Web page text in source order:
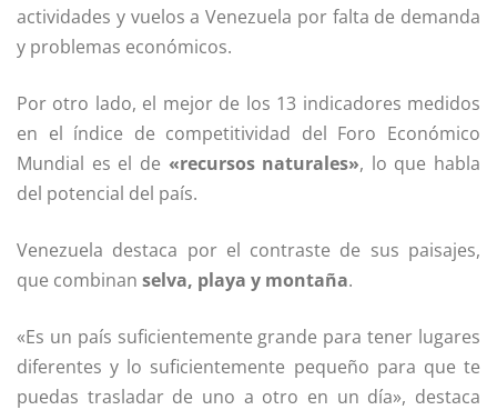
actividades y vuelos a Venezuela por falta de demanda
y problemas económicos.
Por otro lado, el mejor de los 13 indicadores medidos
en el índice de competitividad del Foro Económico
Mundial es el de «recursos naturales», lo que habla
del potencial del país.
Venezuela destaca por el contraste de sus paisajes,
que combinan selva, playa y montaña.
«Es un país suficientemente grande para tener lugares
diferentes y lo suficientemente pequeño para que te
puedas trasladar de uno a otro en un día», destaca